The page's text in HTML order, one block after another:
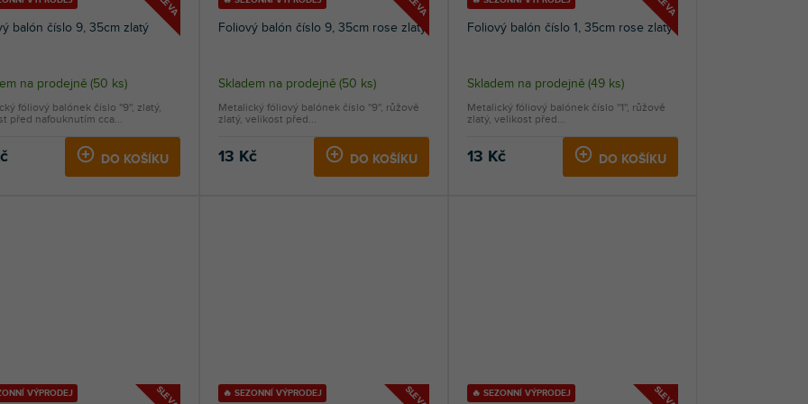
balón číslo 9, 35cm zlatý
na prodejně (50 ks)
DO KOŠÍKU
fóliový balónek číslo ''9'', zlatý,
před nafouknutím cca...
Foliový balón číslo 9, 35cm rose zlatý
Skladem na prodejně (50 ks)
13 Kč DO KOŠÍKU
Metalický fóliový balónek číslo ''9'', růžově
zlatý, velikost před...
Foliový balón číslo 1, 35cm rose zlatý
Skladem na prodejně (49 ks)
13 Kč DO KOŠÍKU
Metalický fóliový balónek číslo ''1'', růžově
zlatý, velikost před...
SLEVA
VÝPRODEJ SLEVA
🔥 SEZONNÍ VÝPRODEJ SLEVA
🔥 SEZONNÍ VÝPRODEJ